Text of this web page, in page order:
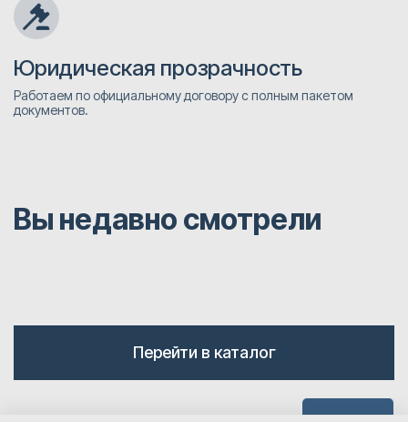
Юридическая прозрачность
Работаем по официальному договору с полным пакетом
документов.
Вы недавно смотрели
Перейти в каталог